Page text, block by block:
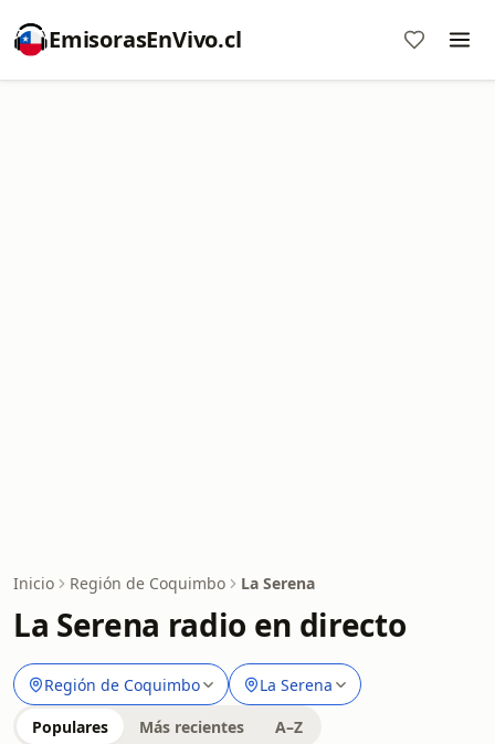
EmisorasEnVivo.cl
Inicio Región de Coquimbo La Serena
La Serena radio en directo
Región de Coquimbo La Serena
Populares Más recientes A–Z